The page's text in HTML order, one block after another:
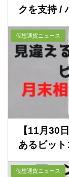
クを支持 /
仮想通貨ニュース
【11月30
あるビッ
仮想通貨ニュース